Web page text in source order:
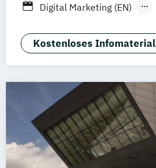
Digital Marketing (EN)
Brand Management (dual)
General Management-
General Management-
Marketing-
Medien- und
Kostenloses Infomaterial